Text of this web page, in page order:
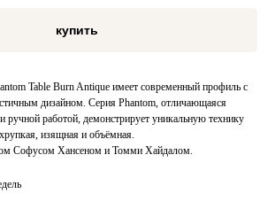
купить
Table Burn Antique имеет современный профиль с
дизайном. Серия Phantom, отличающаяся
ручной работой, демонстрирует уникальную технику
изящная и объёмная.
Софусом Хансеном и Томми Хайдалом.